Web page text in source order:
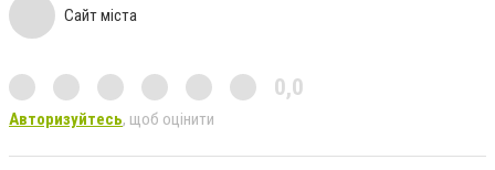
Сайт міста
0,0
Авторизуйтесь, щоб оцінити